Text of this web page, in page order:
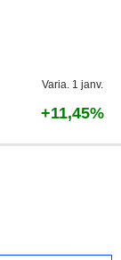
Varia. 1 janv.
+11,45%